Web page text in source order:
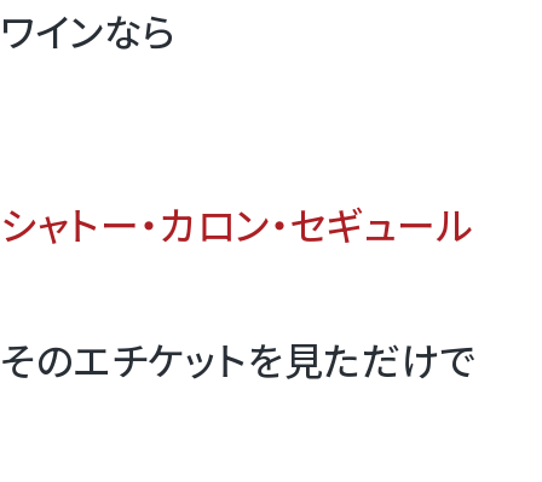
ワインなら
シャトー・カロン・セギュール
そのエチケットを見ただけで